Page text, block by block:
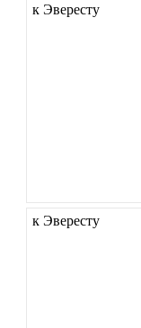
к Эвересту
к Эвересту